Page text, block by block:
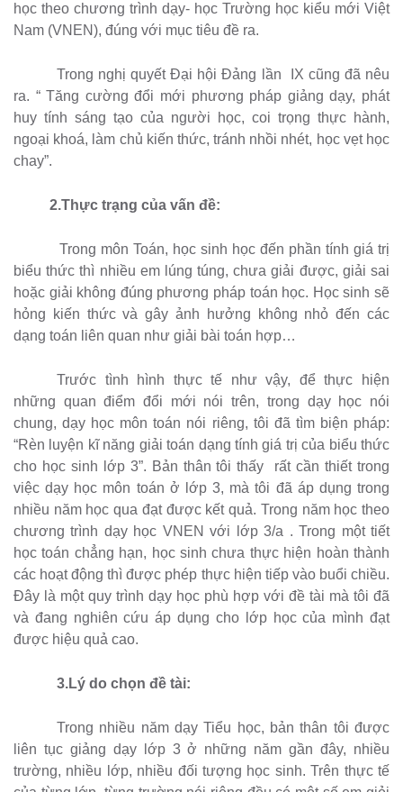
học theo chương trình dạy- học Trường học kiểu mới Việt
Nam (VNEN), đúng với mục tiêu đề ra.
Trong nghị quyết Đại hội Đảng lần
IX cũng đã nêu
ra. “ Tăng cường đổi mới phương pháp giảng dạy, phát
huy tính sáng tạo của người học, coi trọng thực hành,
ngoại khoá, làm chủ kiến thức, tránh nhồi nhét, học vẹt học
chay”.
2.Thực trạng của vấn đề:
Trong môn Toán, học sinh học đến phần tính giá trị
biểu thức thì nhiều em lúng túng, chưa giải được, giải sai
hoặc giải không đúng phương pháp toán học. Học sinh sẽ
hỏng kiến thức và gây ảnh hưởng không nhỏ đến các
dạng toán liên quan như giải bài toán hợp…
Trước tình hình thực tế như vậy, để thực hiện
những quan điểm đổi mới nói trên, trong dạy học nói
chung, dạy học môn toán nói riêng, tôi đã tìm biện pháp:
“Rèn luyện kĩ năng giải toán dạng tính giá trị của biểu thức
cho học sinh lớp 3”. Bản thân tôi thấy
rất cần thiết trong
việc dạy học môn toán ở lớp 3, mà tôi đã áp dụng trong
nhiều năm học qua đạt được kết quả. Trong năm học theo
chương trình dạy học VNEN với lớp 3/a . Trong một tiết
học toán chẳng hạn, học sinh chưa thực hiện hoàn thành
các hoạt động thì được phép thực hiện tiếp vào buổi chiều.
Đây là một quy trình dạy học phù hợp với đề tài mà tôi đã
và đang nghiên cứu áp dụng cho lớp học của mình đạt
được hiệu quả cao.
3.Lý do chọn đề tài:
Trong nhiều năm dạy Tiểu học, bản thân tôi được
liên tục giảng dạy lớp 3 ở những năm gần đây, nhiều
trường, nhiều lớp, nhiều đối tượng học sinh. Trên thực tế